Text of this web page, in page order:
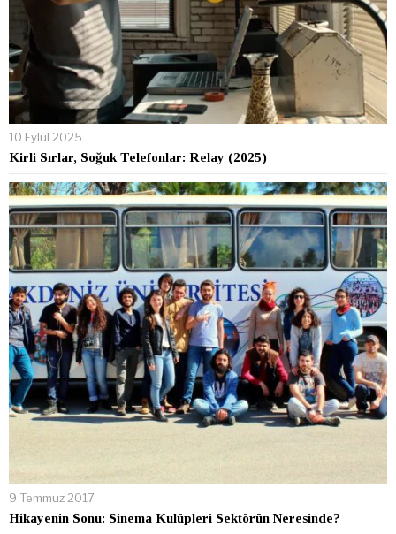
10 Eylül 2025
Kirli Sırlar, Soğuk Telefonlar: Relay (2025)
9 Temmuz 2017
Hikayenin Sonu: Sinema Kulüpleri Sektörün Neresinde?